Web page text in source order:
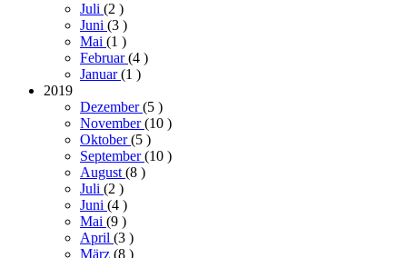
Juli (2 )
Juni (3 )
Mai (1 )
Februar(4 )
Januar(1 )
2019
Dezember(5 )
November(10 )
Oktober(5 )
September(10 )
August(8 )
Juli (2 )
Juni (4 )
Mai (9 )
April (3 )
März (8 )